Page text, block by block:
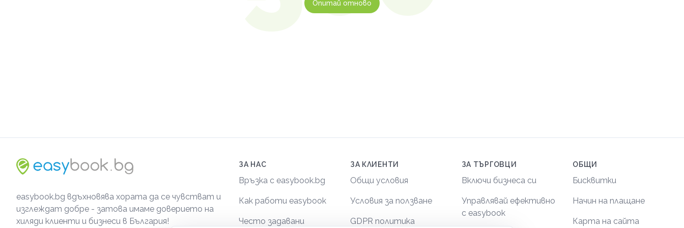
Опитай отново
easybook.bg вдъхновява хората да се чувстват и
изглеждат добре - затова имаме доверието на
хиляди клиенти и бизнеси в България!
ЗА НАС
Връзка с easybook.bg
Как работи easybook
Често задавани
ЗА КЛИЕНТИ
Общи условия
Условия за ползване
GDPR политика
ЗА ТЪРГОВЦИ
Включи бизнеса си
Управлявай ефективно
с easybook
ОБЩИ
Бисквитки
Начин на плащане
Карта на сайта